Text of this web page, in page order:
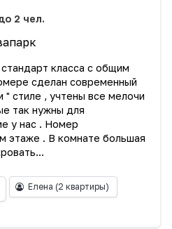
2 чел.
класса с общим
сделан современный
" стиле , учтены все мелочи
так нужны для
у нас . Номер
этаже . В комнате большая
Елена (2 квартиры)